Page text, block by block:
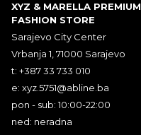
XYZ & MARELLA PREMIUM
FASHION STORE
Sarajevo City Center
Vrbanja 1, 71000 Sarajevo
t: +387 33 733 010
e: xyz.5751@abline.ba
pon - sub: 10:00-22:00
ned: neradna